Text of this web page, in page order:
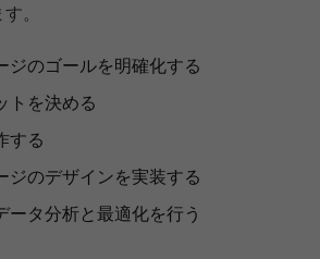
。
ジのゴールを明確化する
トを決める
する
ジのデザインを実装する
ータ分析と最適化を行う